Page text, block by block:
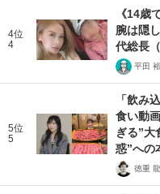
4位
4
《14歳
腕は隠
代総長
平田
5位
5
「飲み
食い動
ぎる”大
惑”への
徳重